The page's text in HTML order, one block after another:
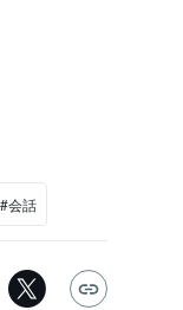
#会話